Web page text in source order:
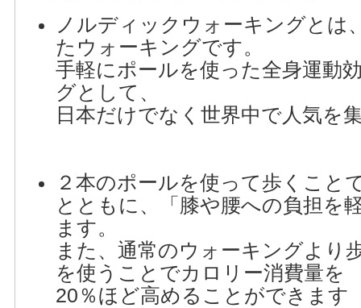
ノルディックウォーキングとは
たウォーキングです。
手軽にポールを使った全身運動
グとして、
日本だけでなく世界中で人気を
２本のポールを使って歩くこと
とともに、「膝や腰への負担を
ます。
また、通常のウォーキングより
を使うことでカロリー消費量を
20％ほど高めることができます